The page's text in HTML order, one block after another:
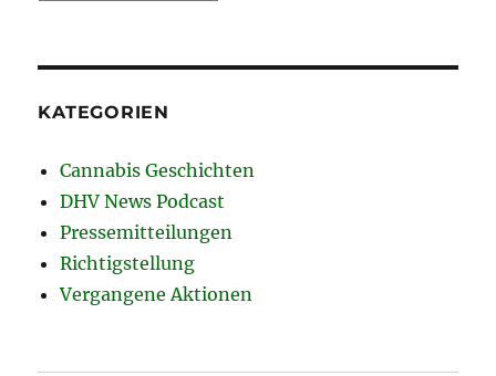
KATEGORIEN
Cannabis Geschichten
DHV News Podcast
Pressemitteilungen
Richtigstellung
Vergangene Aktionen